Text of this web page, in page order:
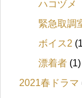
ハコヅメ
緊急取調
ボイス2
漂着者 (1)
2021春ドラマ